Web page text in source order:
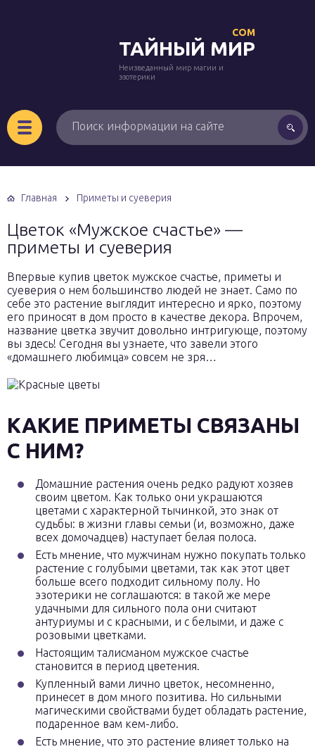
ТАЙНЫЙ МИР
COM
Неизведанный мир магии и
эзотерики
Главная Приметы и суеверия
Цветок «Мужское счастье» —
приметы и суеверия
Впервые купив цветок мужское счастье, приметы и
суеверия о нем большинство людей не знает. Само по
себе это растение выглядит интересно и ярко, поэтому
его приносят в дом просто в качестве декора. Впрочем,
название цветка звучит довольно интригующе, поэтому
вы здесь! Сегодня вы узнаете, что завели этого
«домашнего любимца» совсем не зря…
КАКИЕ ПРИМЕТЫ СВЯЗАНЫ
С НИМ?
Домашние растения очень редко радуют хозяев
своим цветом. Как только они украшаются
цветами с характерной тычинкой, это знак от
судьбы: в жизни главы семьи (и, возможно, даже
всех домочадцев) наступает белая полоса.
Есть мнение, что мужчинам нужно покупать только
растение с голубыми цветами, так как этот цвет
больше всего подходит сильному полу. Но
эзотерики не соглашаются: в такой же мере
удачными для сильного пола они считают
антуриумы и с красными, и с белыми, и даже с
розовыми цветками.
Настоящим талисманом мужское счастье
становится в период цветения.
Купленный вами лично цветок, несомненно,
принесет в дом много позитива. Но сильными
магическими свойствами будет обладать растение,
подаренное вам кем-либо.
Есть мнение, что это растение влияет только на